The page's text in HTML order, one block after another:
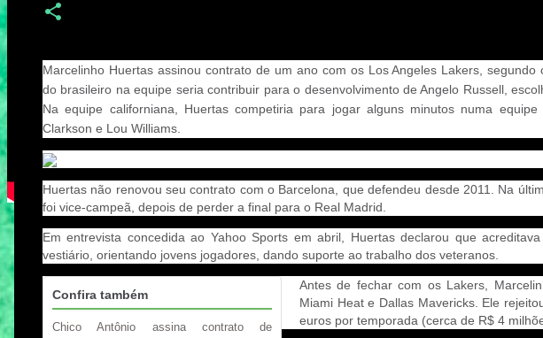
Marcelinho Huertas assinou contrato de um ano com os Los Angeles Lakers, segundo
do brasileiro na equipe seria contribuir para o desenvolvimento de Angelo Russell,
Na equipe californiana, Huertas competiria para jogar alguns minutos numa
Clarkson e Lou Williams.
Huertas não renovou seu contrato com o Barcelona, que defendeu desde 2011. Na
foi vice-campeã, depois de perder a final para o Real Madrid.
Em entrevista concedida ao Yahoo Sports em abril, Huertas declarou que
vestiário, orientando jovens jogadores, dando suporte ao trabalho dos veteranos.
Confira também
Chico Antônio assina contrato de
Antes de fechar com os Lakers,
Miami Heat e Dallas Mavericks. Ele
euros por temporada (cerca de R$ 4